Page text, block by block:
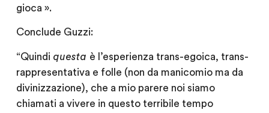
gioca ».
Conclude Guzzi:
“Quindi questa è l’esperienza trans-egoica, trans-
rappresentativa e folle (non da manicomio ma da
divinizzazione), che a mio parere noi siamo
chiamati a vivere in questo terribile tempo